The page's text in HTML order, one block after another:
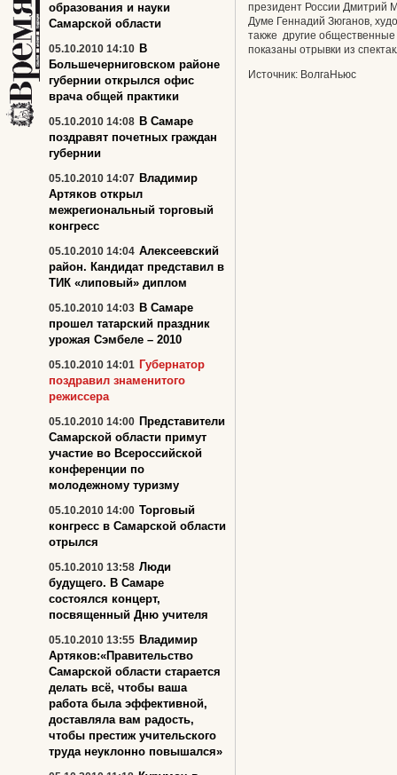
президент России Дмитрий
Думе Геннадий Зюганов,
также другие
показаны отрывки из
Источник: ВолгаНьюс
образования и науки
Самарской области
05.10.2010 14:10 В
Большечерниговском районе
губернии открылся офис
врача общей практики
05.10.2010 14:08 В Самаре
поздравят почетных граждан
губернии
05.10.2010 14:07 Владимир
Артяков открыл
межрегиональный торговый
конгресс
05.10.2010 14:04 Алексеевский
район. Кандидат представил в
ТИК «липовый» диплом
05.10.2010 14:03 В Самаре
прошел татарский праздник
урожая Сэмбеле – 2010
05.10.2010 14:01 Губернатор
поздравил знаменитого
режиссера
05.10.2010 14:00 Представители
Самарской области примут
участие во Всероссийской
конференции по
молодежному туризму
05.10.2010 14:00 Торговый
конгресс в Самарской области
отрылся
05.10.2010 13:58 Люди
будущего. В Самаре
состоялся концерт,
посвященный Дню учителя
05.10.2010 13:55 Владимир
Артяков:«Правительство
Самарской области старается
делать всё, чтобы ваша
работа была эффективной,
доставляла вам радость,
чтобы престиж учительского
труда неуклонно повышался»